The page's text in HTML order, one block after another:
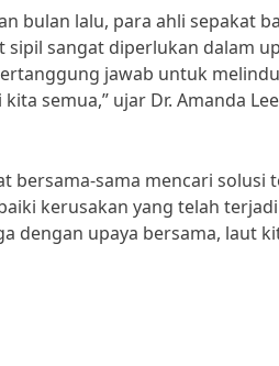
bulan lalu, para ahli sepakat
sangat diperlukan dalam
jawab untuk
semua,” ujar Dr. Amanda
bersama-sama mencari solusi
kerusakan yang telah
dengan upaya bersama, laut